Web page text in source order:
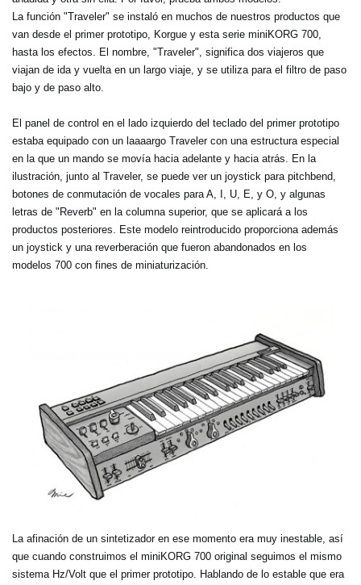
La función "Traveler" se instaló en muchos de nuestros productos que
van desde el primer prototipo, Korgue y esta serie miniKORG 700,
hasta los efectos. El nombre, "Traveler", significa dos viajeros que
viajan de ida y vuelta en un largo viaje, y se utiliza para el filtro de paso
bajo y de paso alto.
El panel de control en el lado izquierdo del teclado del primer prototipo
estaba equipado con un laaaargo Traveler con una estructura especial
en la que un mando se movía hacia adelante y hacia atrás. En la
ilustración, junto al Traveler, se puede ver un joystick para pitchbend,
botones de conmutación de vocales para A, I, U, E, y O, y algunas
letras de "Reverb" en la columna superior, que se aplicará a los
productos posteriores. Este modelo reintroducido proporciona además
un joystick y una reverberación que fueron abandonados en los
modelos 700 con fines de miniaturización.
La afinación de un sintetizador en ese momento era muy inestable, así
que cuando construimos el miniKORG 700 original seguimos el mismo
sistema Hz/Volt que el primer prototipo. Hablando de lo estable que era